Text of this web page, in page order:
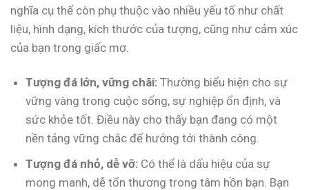
nghĩa cụ thể còn phụ thuộc vào nhiều yếu tố như chất
liệu, hình dạng, kích thước của tượng, cũng như cảm xúc
của bạn trong giấc mơ.
Tượng đá lớn, vững chãi: Thường biểu hiện cho sự
vững vàng trong cuộc sống, sự nghiệp ổn định, và
sức khỏe tốt. Điều này cho thấy bạn đang có một
nền tảng vững chắc để hướng tới thành công.
Tượng đá nhỏ, dễ vỡ: Có thể là dấu hiệu của sự
mong manh, dễ tổn thương trong tâm hồn bạn. Bạn